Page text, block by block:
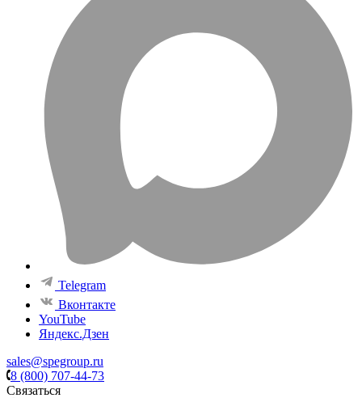
Telegram
Вконтакте
YouTube
Яндекс.Дзен
sales@spegroup.ru
8 (800) 707-44-73
Связаться